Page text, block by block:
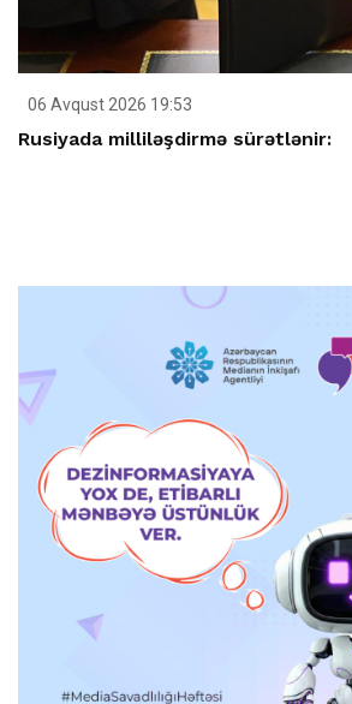
06 Avqust 2026 19:53
Rusiyada milliləşdirmə sürətlənir: